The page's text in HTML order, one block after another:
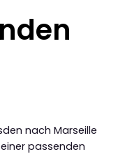
nach Marseille
passenden